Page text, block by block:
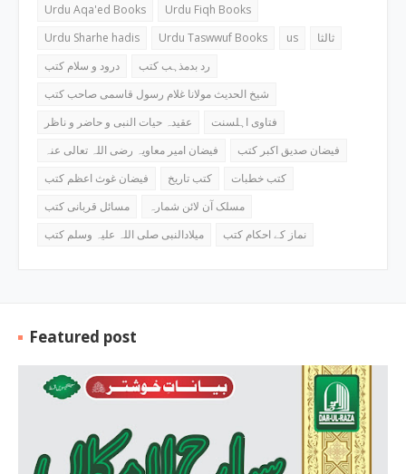
Urdu Aqa'ed Books
Urdu Fiqh Books
Urdu Sharhe hadis
Urdu Taswwuf Books us
ثالثا
درود و سلام کتب
رد بدمذہب کتب
شیخ الحدیث مولانا غلام رسول قاسمی صاحب کتب
عقیدہ حیات النبی و حاضر و ناظر
فتاوی اہلسنت
فیضان امیر معاویہ رضی اللہ تعالی عنہ
فیضان صدیق اکبر کتب
فیضان غوث اعظم کتب
کتب تاریخ
کتب خطبات
مسائل قربانی کتب
مسلک آن لائن شمارہ
میلادالنبی صلی اللہ علیہ وسلم کتب
نماز کے احکام کتب
Featured post